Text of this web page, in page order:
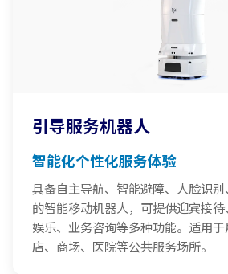
引导服务机器人
智能化个性化服务体验
具备自主导航、智能避障、人脸识
的智能移动机器人，可提供迎宾接
娱乐、业务咨询等多种功能。适用
店、商场、医院等公共服务场所。